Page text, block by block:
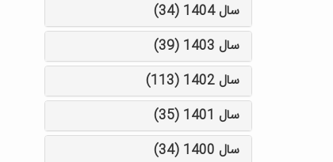
سال 1404 (34)
سال 1403 (39)
سال 1402 (113)
سال 1401 (35)
سال 1400 (34)